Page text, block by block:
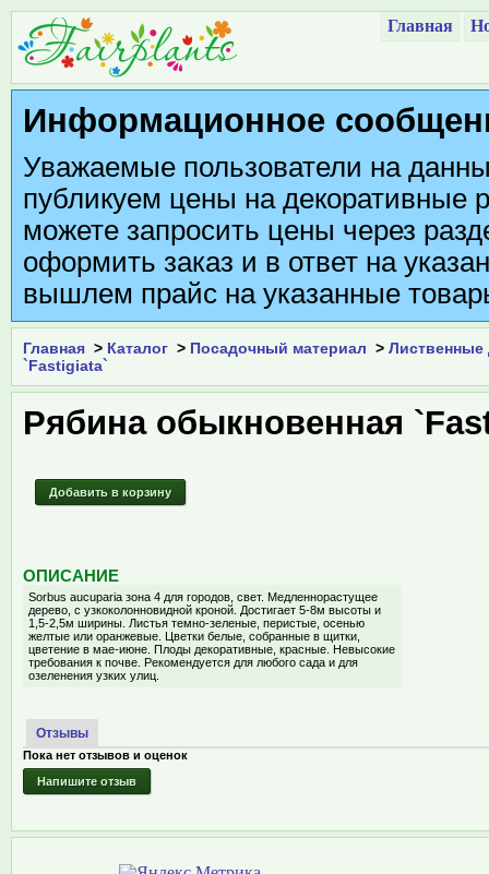
Главная
Информационное
Уважаемые пользователи на
публикуем цены на декоративные
можете запросить цены через
оформить заказ и в ответ на
вышлем прайс на указанные
Главная > Каталог > Посадочный материал > Лиственные
`Fastigiata`
Рябина обыкновенная
Добавить в корзину
ОПИСАНИЕ
Sorbus aucuparia зона 4 для городов, свет. Медленнорастущее
дерево, с узкоколонновидной кроной. Достигает 5-8м высоты и
1,5-2,5м ширины. Листья темно-зеленые, перистые, осенью
желтые или оранжевые. Цветки белые, собранные в щитки,
цветение в мае-июне. Плоды декоративные, красные. Невысокие
требования к почве. Рекомендуется для любого сада и для
озеленения узких улиц.
Отзывы
Пока нет отзывов и оценок
Напишите отзыв